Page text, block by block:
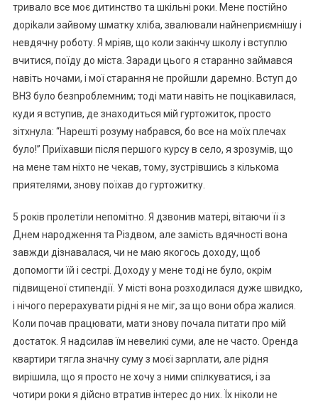
тривало все моє дитинство та шкільні роки. Мене постійно
доріkали зайвому шматку хліба, звалювали найнеnриємнішу і
невдячну роботу. Я мріяв, що коли закінчу школу і вступлю
вчитися, поїду до міста. Заради цього я старанно займався
навіть ночами, і мої старання не пройшли даремно. Вступ до
ВНЗ було безnроблемним; тоді мати навіть не поцікавилася,
куди я вступив, де знаходиться мій гуртожиток, просто
зітхнула: “Нарешті розуму набрався, бо все на моїх плечах
було!” Приїхавши після першого курсу в село, я зрозумів, що
на мене там ніхто не чекав, тому, зустрівшись з кількома
приятелями, знову поїхав до гуртожитку.
5 років пролетіли непомітно. Я дзвонив матері, вітаючи її з
Днем народження та Різдвом, але замість вдячності вона
завжди дізнавалася, чи не маю якогось доходу, щоб
допомогти їй і сестрі. Доходу у мене тоді не було, окрім
підвищеної стипендії. У місті вона розходилася дуже швидко,
і нічого перерахувати рідні я не міг, за що вони обра жалися.
Коли почав працювати, мати знову почала питати про мій
достаток. Я надсилав їм невеликі суми, але не часто. Оренда
квартири тягла значну суму з моєї зарnлати, але рідня
вирішила, що я просто не хочу з ними спілкуватися, і за
чотири роки я дійсно втратив інтерес до них. Їх ніколи не